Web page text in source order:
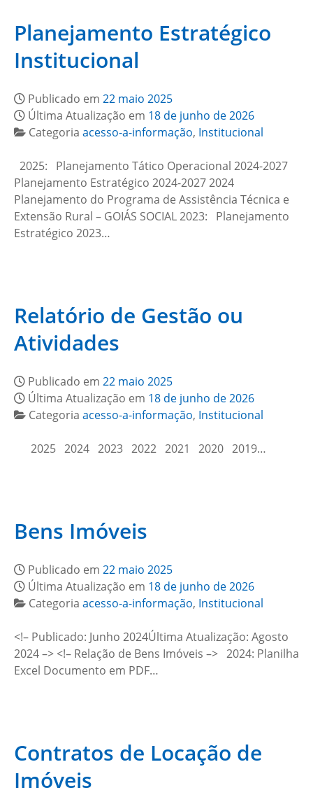
Planejamento Estratégico
Institucional
Publicado em 22 maio 2025
Última Atualização em 18 de junho de 2026
Categoria acesso-a-informação, Institucional
2025: Planejamento Tático Operacional 2024-2027
Planejamento Estratégico 2024-2027 2024
Planejamento do Programa de Assistência Técnica e
Extensão Rural – GOIÁS SOCIAL 2023: Planejamento
Estratégico 2023…
Relatório de Gestão ou
Atividades
Publicado em 22 maio 2025
Última Atualização em 18 de junho de 2026
Categoria acesso-a-informação, Institucional
2025 2024 2023 2022 2021 2020 2019…
Bens Imóveis
Publicado em 22 maio 2025
Última Atualização em 18 de junho de 2026
Categoria acesso-a-informação, Institucional
<!– Publicado: Junho 2024Última Atualização: Agosto
2024 –> <!– Relação de Bens Imóveis –> 2024: Planilha
Excel Documento em PDF…
Contratos de Locação de
Imóveis